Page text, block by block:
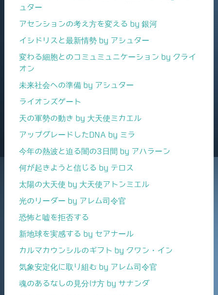
ュター
アセンションの考え方を変える by 銀河
イシドリスと最新情勢 by アシュター
変わる細胞とのコミュミュニケーション by クライ
オン
未来社会への準備 by アシュター
ライオンズゲート
天の軍勢の動き by 大天使ミカエル
アップグレードしたDNA by ミラ
今年の熱波と迫る闇の3日間 by アハラーン
何が起きようと信じる by テロス
太陽の大天使 by 大天使アトンミエル
光のリーダー by アレム司令官
恐怖と嘘を拒否する
新地球を実感する by セアナール
カルマカウンシルのギフト by クワン・イン
気象安定化に取り組む by アレム司令官
魂のあるなしの見分け方 by サナンダ